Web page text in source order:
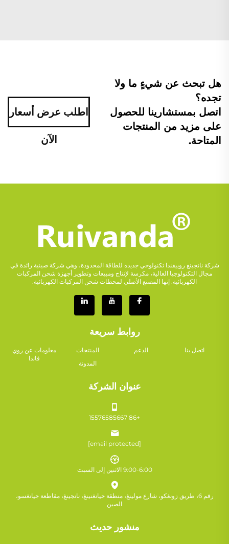
هل تبحث عن شيءٍ ما ولا
تجده؟
اتصل بمستشارينا للحصول
على مزيد من المنتجات
المتاحة.
اطلب عرض أسعار
الآن
شركة نانجينغ روييفندا تكنولوجي جديده للطاقة المحدودة، وهي شركة صينية رائدة في
مجال التكنولوجيا العالية، مكرسة لإنتاج ومبيعات وتطوير أجهزة شحن المركبات
الكهربائية. إنها المصنع الأصلي لمحطات شحن المركبات الكهربائية.
روابط سريعة
معلومات عن روي
فاندا
المنتجات الدعم
اتصل بنا
المدونة
عنوان الشركة
+86 15576585667
[email protected]
9:00-6:00 الاثنين إلى السبت
رقم 6، طريق زونغكو، شارع مولينغ، منطقة جيانغنينغ، نانجينغ، مقاطعة جيانغسو،
الصين
منشور حديث